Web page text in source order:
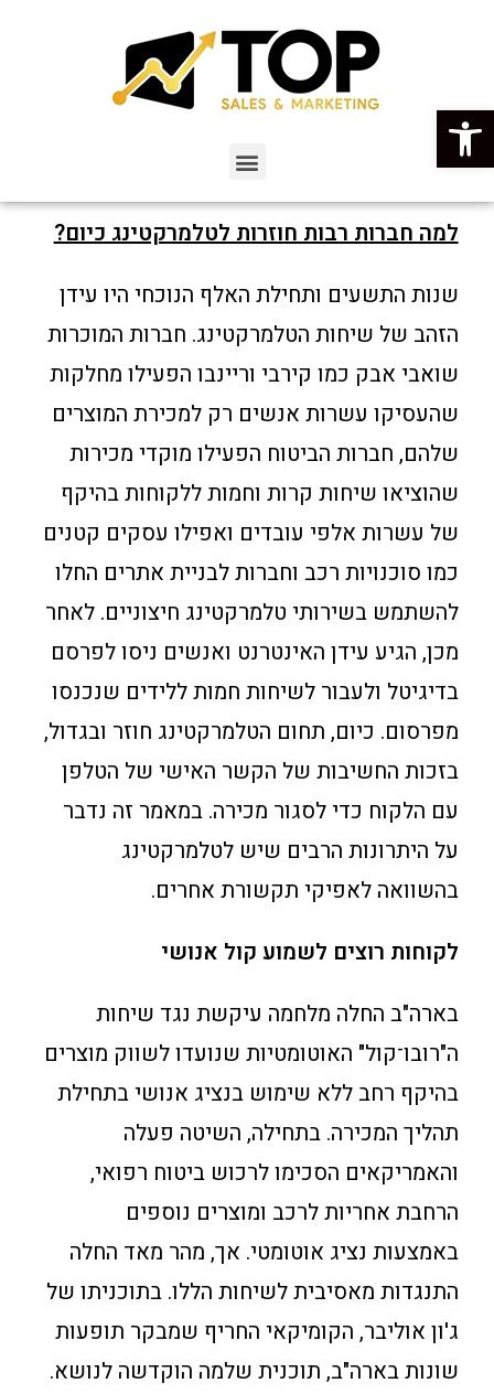
פתח סרגל נגישות
למה חברות רבות חוזרות לטלמרקטינג כיום?
שנות התשעים ותחילת האלף הנוכחי היו עידן
הזהב של שיחות הטלמרקטינג. חברות המוכרות
שואבי אבק כמו קירבי וריינבו הפעילו מחלקות
שהעסיקו עשרות אנשים רק למכירת המוצרים
שלהם, חברות הביטוח הפעילו מוקדי מכירות
שהוציאו שיחות קרות וחמות ללקוחות בהיקף
של עשרות אלפי עובדים ואפילו עסקים קטנים
כמו סוכנויות רכב וחברות לבניית אתרים החלו
להשתמש בשירותי טלמרקטינג חיצוניים. לאחר
מכן, הגיע עידן האינטרנט ואנשים ניסו לפרסם
בדיגיטל ולעבור לשיחות חמות ללידים שנכנסו
מפרסום. כיום, תחום הטלמרקטינג חוזר ובגדול,
בזכות החשיבות של הקשר האישי של הטלפן
עם הלקוח כדי לסגור מכירה. במאמר זה נדבר
על היתרונות הרבים שיש לטלמרקטינג
בהשוואה לאפיקי תקשורת אחרים.
לקוחות רוצים לשמוע קול אנושי
בארה"ב החלה מלחמה עיקשת נגד שיחות
ה"רובו־קול" האוטומטיות שנועדו לשווק מוצרים
בהיקף רחב ללא שימוש בנציג אנושי בתחילת
תהליך המכירה. בתחילה, השיטה פעלה
והאמריקאים הסכימו לרכוש ביטוח רפואי,
הרחבת אחריות לרכב ומוצרים נוספים
באמצעות נציג אוטומטי. אך, מהר מאד החלה
התנגדות מאסיבית לשיחות הללו. בתוכניתו של
ג'ון אוליבר, הקומיקאי החריף שמבקר תופעות
שונות בארה"ב, תוכנית שלמה הוקדשה לנושא.